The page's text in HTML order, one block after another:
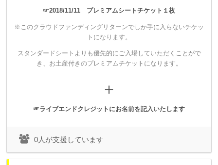
2月16日の出来事はspoon+にとって、私にとって、
ちのひだを大きく揺らす大切な日になりました。
2018年2月16日に高円寺HIGHにて開催し、1年も経たないこの
時期にあえて
それは前回、予算面と会場のキャパシティーの関係でやむなく
☞2018/11/11 プレミアムシートチケット１枚
※このクラウドファンディングリターンでしか手に入らないチケッ
トになります。
スタンダードシートよりも優先的にご入場していただくことがで
き、 お土産付きのプレミアムチケットになります。
＋
☞ライブエンドクレジットにお名前を記入いたします
0人が支援しています